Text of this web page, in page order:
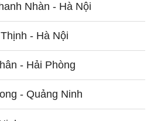
Nhàn - Hà Nội
- Hà Nội
- Hải Phòng
- Quảng Ninh